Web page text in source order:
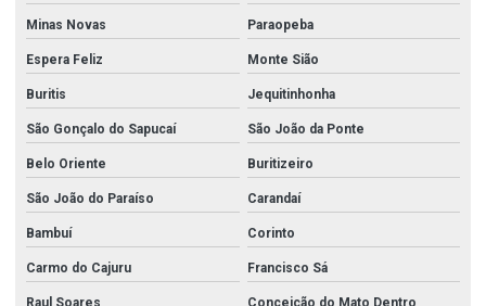
Tubos de aço carbono a 53
Tubos de aço carbono api 5l
Tubos de aço carbono com costura
Tubos de aço carbono sem costura
Tubos de aço carbono din 2440
Tubos de aço carbono nbr 5580
Minas Novas Paraopeba
Espera Feliz Monte Sião
Buritis Jequitinhonha
São Gonçalo do Sapucaí São João da Ponte
Belo Oriente Buritizeiro
São João do Paraíso Carandaí
Bambuí Corinto
Carmo do Cajuru Francisco Sá